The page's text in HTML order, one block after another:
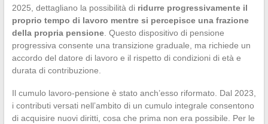
2025, dettagliano la possibilità di ridurre progressivamente il
proprio tempo di lavoro mentre si percepisce una frazione
della propria pensione. Questo dispositivo di pensione
progressiva consente una transizione graduale, ma richiede un
accordo del datore di lavoro e il rispetto di condizioni di età e
durata di contribuzione.
Il cumulo lavoro-pensione è stato anch’esso riformato. Dal 2023,
i contributi versati nell’ambito di un cumulo integrale consentono
di acquisire nuovi diritti, cosa che prima non era possibile. Per le